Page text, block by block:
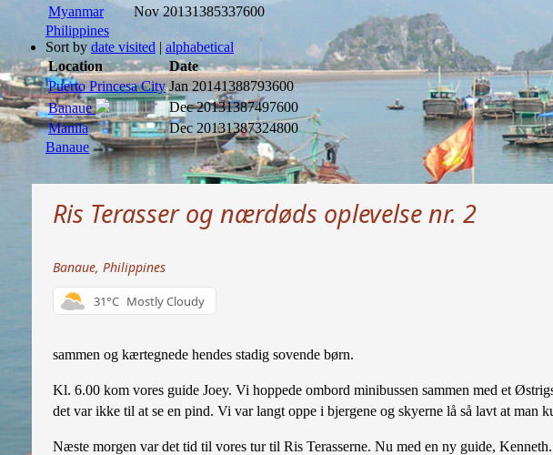
Myanmar
Nov 20131385337600
Philippines
Sort by date visited | alphabetical
Location
Date
Puerto Princesa City Jan 20141388793600
Banaue
Dec 20131387497600
Manila
Dec 20131387324800
Banaue
Ris Terasser og nærdøds oplevelse nr. 2
Banaue, Philippines
31°C Mostly Cloudy
sammen og kærtegnede hendes stadig sovende børn.
Kl. 6.00 kom vores guide Joey. Vi hoppede ombord minibussen sammen med et
det var ikke til at se en pind. Vi var langt oppe i bjergene og skyerne lå så lavt at
Næste morgen var det tid til vores tur til Ris Terasserne. Nu med en ny guide,